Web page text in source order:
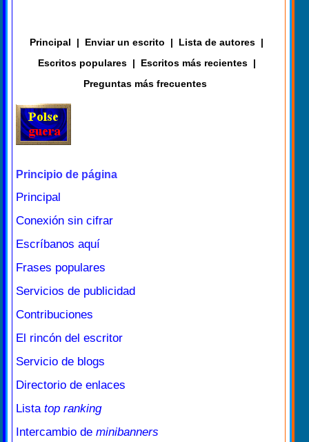
Principal | Enviar un escrito | Lista de autores |
Escritos populares | Escritos más recientes |
Preguntas más frecuentes
Principio de página
Principal
Conexión sin cifrar
Escríbanos aquí
Frases populares
Servicios de publicidad
Contribuciones
El rincón del escritor
Servicio de blogs
Directorio de enlaces
Lista top ranking
Intercambio de minibanners